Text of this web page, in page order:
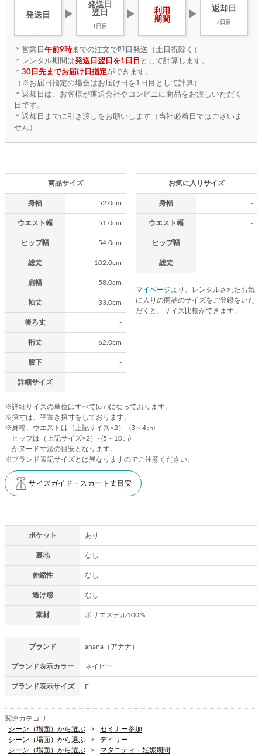
発送日 ▶
発送日
翌日
1日目
▶
利用
期間
▶
返却日
7日目
＊営業日 午前9時までの注文で即日発送（土日祝除く）
＊レンタル期間は発送日翌日を1日目 として計算します。
＊ 30日先までお届け日指定ができます。
（※お届日指定の場合はお届け日を1日目として計算）
＊返却日は、お客様が運送会社やコンビニに商品をお渡しいただく
日です。
＊返却日までに引き渡しをお願いします（当社必着日ではございま
せん）
商品サイズ
身幅 52.0cm
ウエスト幅 51.0cm
ヒップ幅 54.0cm
総丈 102.0cm
肩幅 58.0cm
袖丈 33.0cm
後ろ丈 -
裄丈 62.0cm
股下 -
詳細サイズ
お気に入りサイズ
身幅 -
ウエスト幅 -
ヒップ幅 -
総丈 -
マイページ より、レンタルされたお気
に入りの商品のサイズをご登録をいた
だくと、サイズ比較ができます。
※詳細サイズの単位はすべて(cm)になっております。
※採寸は、平置き採寸をしております。
※身幅、ウエストは（上記サイズ×2）- (3～4㎝)
ヒップは（上記サイズ×2）- (5～10㎝)
がヌード寸法の目安となります。
※ブランド表記サイズとは異なりますのでご注意ください。
サイズガイド・スカート丈目安
ポケット あり
裏地 なし
伸縮性 なし
透け感 なし
素材 ポリエステル100％
ブランド anana（アナナ）
ブランド表示カラー ネイビー
ブランド表示サイズ F
関連カテゴリ
シーン（場面）から選ぶ
セミナー参加
シーン（場面）から選ぶ
デイリー
シーン（場面）から選ぶ
マタニティ・妊娠期間